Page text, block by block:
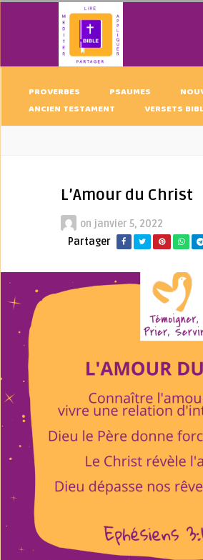
PROVERBES PSAUMES
ANCIEN TESTAMENT
VERSETS
L’Amour du Christ
on janvier 5, 2022
Partager